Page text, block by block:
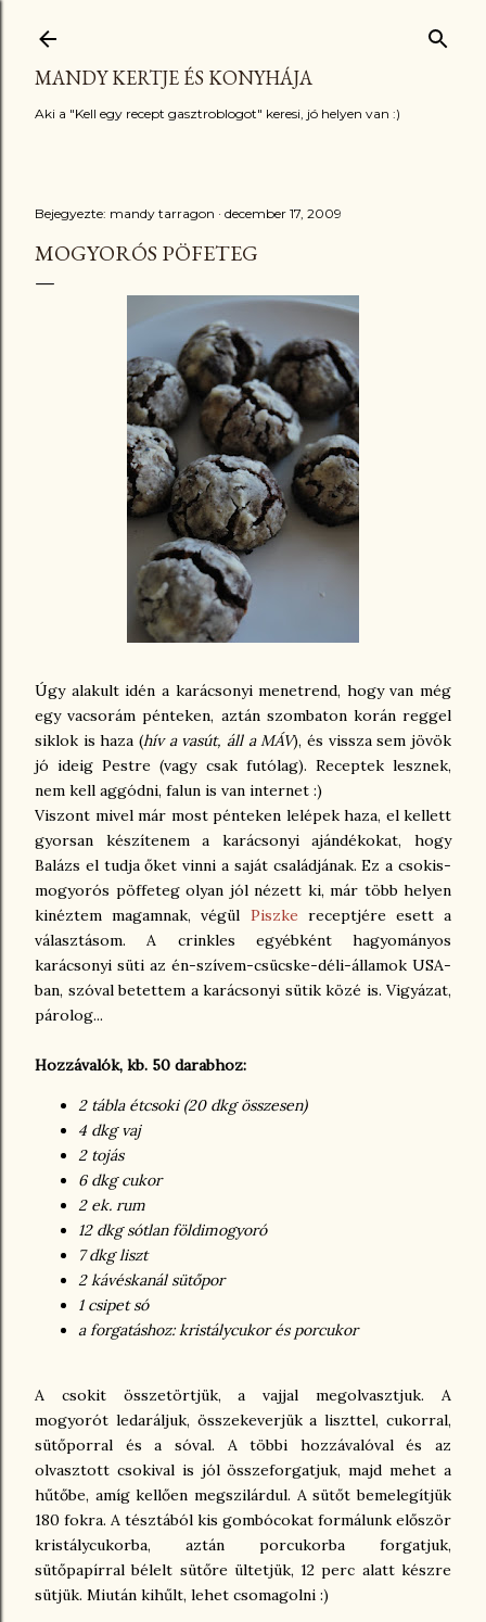
MANDY KERTJE ÉS KONYHÁJA
Aki a "Kell egy recept gasztroblogot" keresi, jó helyen van :)
Bejegyezte: mandy tarragon december 17, 2009
MOGYORÓS PÖFETEG
Úgy alakult idén a karácsonyi menetrend, hogy van még
egy vacsorám pénteken, aztán szombaton korán reggel
siklok is haza (hív a vasút, áll a MÁV), és vissza sem jövök
jó ideig Pestre (vagy csak futólag). Receptek lesznek,
nem kell aggódni, falun is van internet :)
Viszont mivel már most pénteken lelépek haza, el kellett
gyorsan készítenem a karácsonyi ajándékokat, hogy
Balázs el tudja őket vinni a saját családjának. Ez a csokis-
mogyorós pöffeteg olyan jól nézett ki, már több helyen
kinéztem magamnak, végül Piszke receptjére esett a
választásom. A crinkles egyébként hagyományos
karácsonyi süti az én-szívem-csücske-déli-államok USA-
ban, szóval betettem a karácsonyi sütik közé is. Vigyázat,
párolog...
Hozzávalók, kb. 50 darabhoz:
2 tábla étcsoki (20 dkg összesen)
4 dkg vaj
2 tojás
6 dkg cukor
2 ek. rum
12 dkg sótlan földimogyoró
7 dkg liszt
2 kávéskanál sütőpor
1 csipet só
a forgatáshoz: kristálycukor és porcukor
A csokit összetörtjük, a vajjal megolvasztjuk. A
mogyorót ledaráljuk, összekeverjük a liszttel, cukorral,
sütőporral és a sóval. A többi hozzávalóval és az
olvasztott csokival is jól összeforgatjuk, majd mehet a
hűtőbe, amíg kellően megszilárdul. A sütőt bemelegítjük
180 fokra. A tésztából kis gombócokat formálunk először
kristálycukorba, aztán porcukorba forgatjuk,
sütőpapírral bélelt sütőre ültetjük, 12 perc alatt készre
sütjük. Miután kihűlt, lehet csomagolni :)